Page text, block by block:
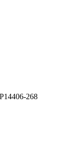
14406-268